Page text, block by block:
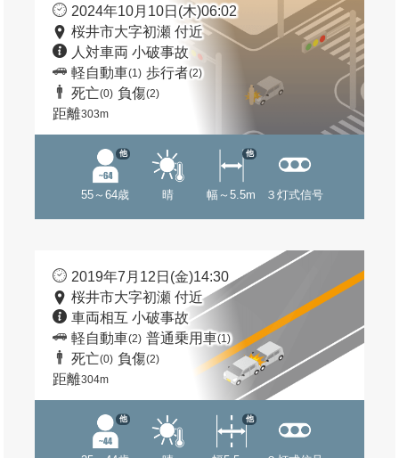
2024年10月10日(木)06:02
桜井市大字初瀬 付近
人対車両 小破事故
軽自動車(1) 歩行者(2)
死亡(0) 負傷(2)
距離303m
55～64歳
他
晴 幅～5.5m
他
３灯式信号
2019年7月12日(金)14:30
桜井市大字初瀬 付近
車両相互 小破事故
軽自動車(2) 普通乗用車(1)
死亡(0) 負傷(2)
距離304m
他 他